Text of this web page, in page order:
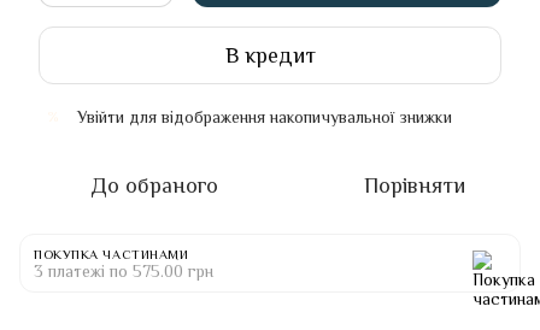
В кредит
Увійти для відображення накопичувальної знижки
До обраного Порівняти
ПОКУПКА ЧАСТИНАМИ
3 платежі по 575.00 грн